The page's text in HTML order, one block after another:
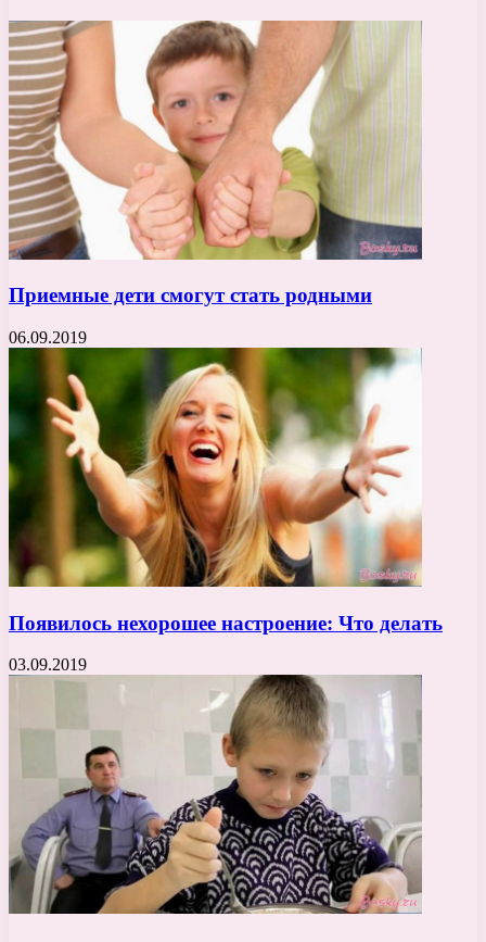
Приемные дети смогут стать родными
06.09.2019
Появилось нехорошее настроение: Что делать
03.09.2019